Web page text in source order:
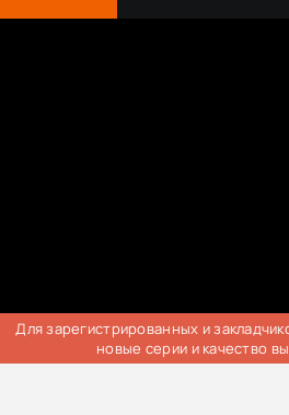
Для зарегистрированных и
новые серии и качество